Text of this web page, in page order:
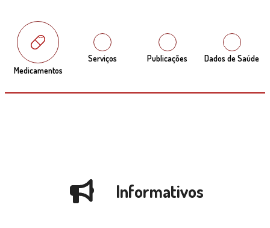
Medicamentos
Serviços Publicações Dados de Saúde
Informativos